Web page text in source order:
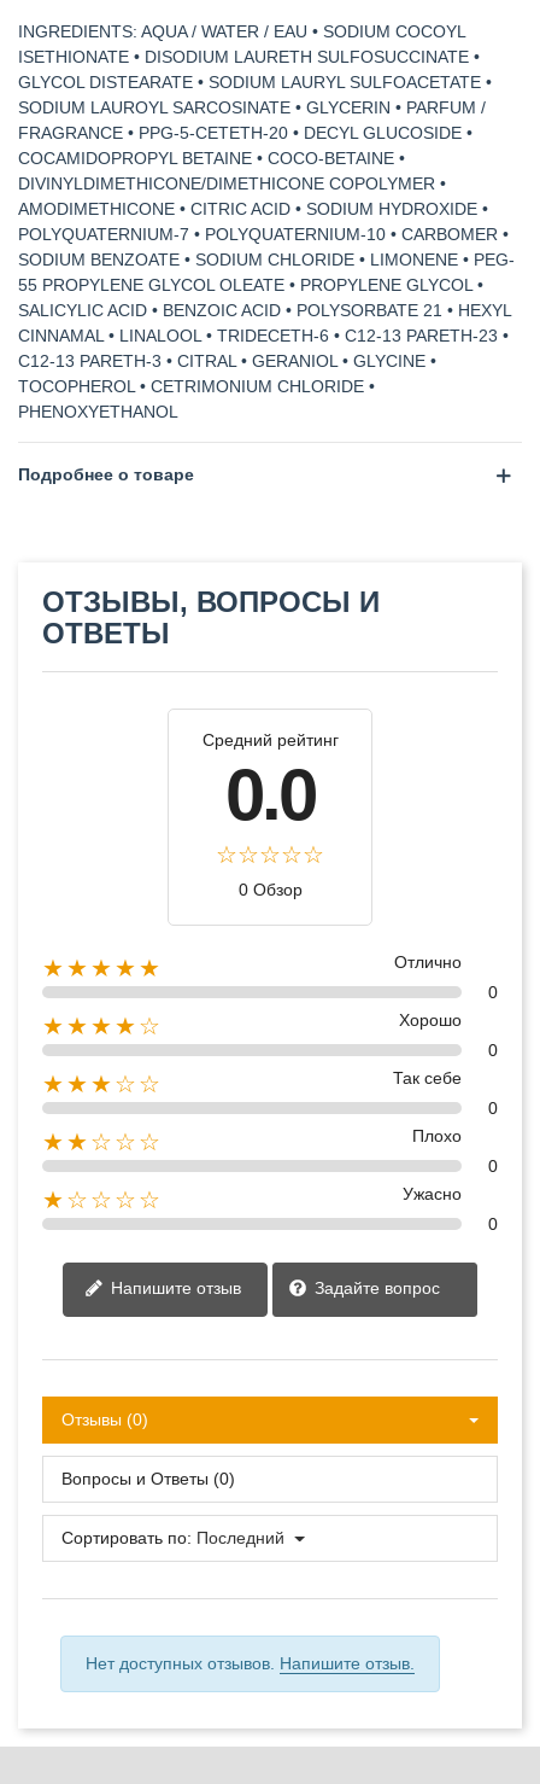
INGREDIENTS: AQUA / WATER / EAU • SODIUM COCOYL
ISETHIONATE • DISODIUM LAURETH SULFOSUCCINATE •
GLYCOL DISTEARATE • SODIUM LAURYL SULFOACETATE •
SODIUM LAUROYL SARCOSINATE • GLYCERIN • PARFUM /
FRAGRANCE • PPG-5-CETETH-20 • DECYL GLUCOSIDE •
COCAMIDOPROPYL BETAINE • COCO-BETAINE •
DIVINYLDIMETHICONE/DIMETHICONE COPOLYMER •
AMODIMETHICONE • CITRIC ACID • SODIUM HYDROXIDE •
POLYQUATERNIUM-7 • POLYQUATERNIUM-10 • CARBOMER •
SODIUM BENZOATE • SODIUM CHLORIDE • LIMONENE • PEG-
55 PROPYLENE GLYCOL OLEATE • PROPYLENE GLYCOL •
SALICYLIC ACID • BENZOIC ACID • POLYSORBATE 21 • HEXYL
CINNAMAL • LINALOOL • TRIDECETH-6 • C12-13 PARETH-23 •
C12-13 PARETH-3 • CITRAL • GERANIOL • GLYCINE •
TOCOPHEROL • CETRIMONIUM CHLORIDE •
PHENOXYETHANOL
Подробнее о товаре
ОТЗЫВЫ, ВОПРОСЫ И
ОТВЕТЫ
Средний рейтинг
0.0
0 Обзор
★★★★★
Отлично
0
★★★★☆
Хорошо
0
★★★☆☆
Так себе
0
★★☆☆☆
Плохо
0
★☆☆☆☆
Ужасно
0
Напишите отзыв Задайте вопрос
Отзывы (0)
Вопросы и Ответы (0)
Сортировать по: Последний
Нет доступных отзывов. Напишите отзыв.